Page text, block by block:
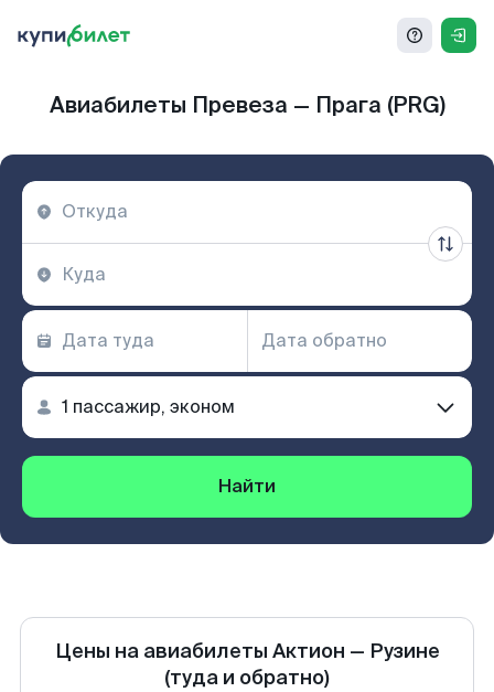
Авиабилеты Превеза — Прага (PRG)
Найти
Цены на авиабилеты Актион — Рузине
(туда и обратно)